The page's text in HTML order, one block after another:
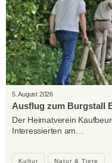
Kultur Natur & Tiere
5. August 2026
Ausflug zum Burgstall
Der Heimatverein
Interessierten am…